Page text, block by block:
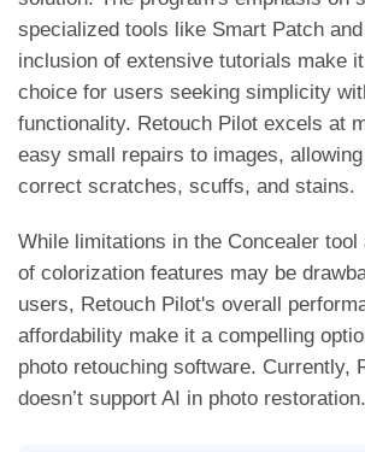
specialized tools like Smart Patch
inclusion of extensive tutorials make
choice for users seeking simplicity
functionality. Retouch Pilot excels at
easy small repairs to images,
correct scratches, scuffs, and stains.
While limitations in the Concealer tool
of colorization features may be
users, Retouch Pilot's overall
affordability make it a compelling
photo retouching software. Currently,
doesn’t support AI in photo restoration.